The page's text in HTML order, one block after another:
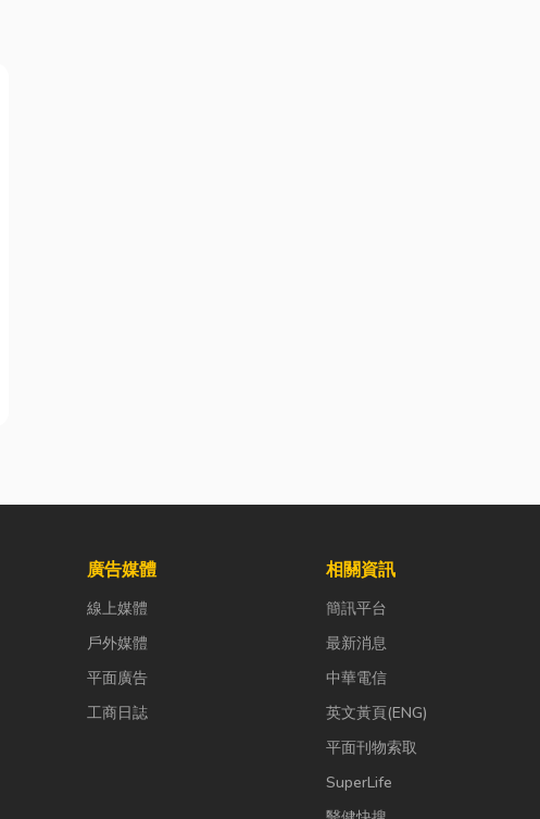
廣告媒體
線上媒體
戶外媒體
平面廣告
工商日誌
相關資訊
簡訊平台
最新消息
中華電信
英文黃頁(ENG)
平面刊物索取
SuperLife